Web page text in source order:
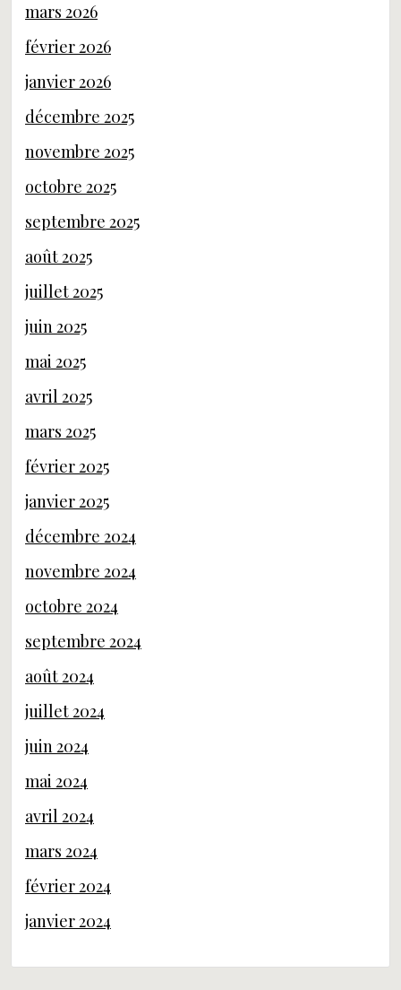
mars 2026
février 2026
janvier 2026
décembre 2025
novembre 2025
octobre 2025
septembre 2025
août 2025
juillet 2025
juin 2025
mai 2025
avril 2025
mars 2025
février 2025
janvier 2025
décembre 2024
novembre 2024
octobre 2024
septembre 2024
août 2024
juillet 2024
juin 2024
mai 2024
avril 2024
mars 2024
février 2024
janvier 2024